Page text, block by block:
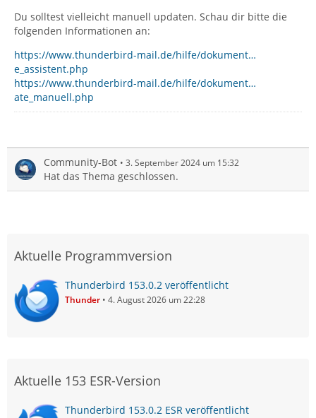
Du solltest vielleicht manuell updaten. Schau dir bitte die
folgenden Informationen an:
https://www.thunderbird-mail.de/hilfe/dokument…
e_assistent.php
https://www.thunderbird-mail.de/hilfe/dokument…
ate_manuell.php
Community-Bot 3. September 2024 um 15:32
Hat das Thema geschlossen.
Aktuelle Programmversion
Thunderbird 153.0.2 veröffentlicht
Thunder 4. August 2026 um 22:28
Aktuelle 153 ESR-Version
Thunderbird 153.0.2 ESR veröffentlicht